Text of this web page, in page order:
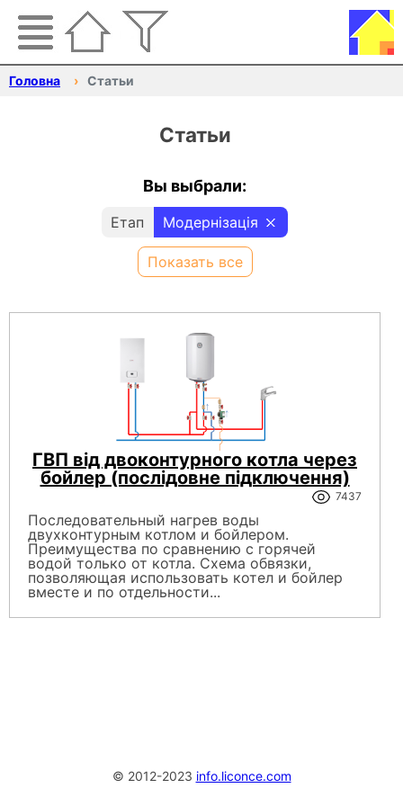
Головна Статьи
Статьи
Вы выбрали:
Етап Модернізація
Показать все
ГВП від двоконтурного котла через
бойлер (послідовне підключення)
7437
Последовательный нагрев воды
двухконтурным котлом и бойлером.
Преимущества по сравнению с горячей
водой только от котла. Схема обвязки,
позволяющая использовать котел и бойлер
вместе и по отдельности...
© 2012-2023 info.liconce.com